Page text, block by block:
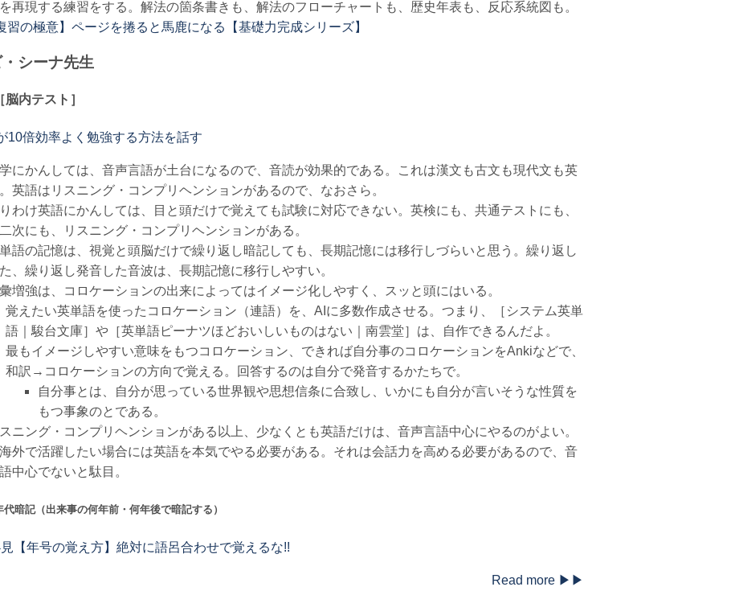
を再現する練習をする。解法の箇条書きも、解法のフローチャートも、歴史年表も、反応系統図も。
習の極意】ページを捲ると馬鹿になる【基礎力完成シリーズ】
シーナ先生
脳内テスト］
10倍効率よく勉強する方法を話す
にかんしては、音声言語が土台になるので、音読が効果的である。これは漢文も古文も現代文も英
英語はリスニング・コンプリヘンションがあるので、なおさら。
わけ英語にかんしては、目と頭だけで覚えても試験に対応できない。英検にも、共通テストにも、
次にも、リスニング・コンプリヘンションがある。
語の記憶は、視覚と頭脳だけで繰り返し暗記しても、長期記憶には移行しづらいと思う。繰り返し
、繰り返し発音した音波は、長期記憶に移行しやすい。
増強は、コロケーションの出来によってはイメージ化しやすく、スッと頭にはいる。
覚えたい英単語を使ったコロケーション（連語）を、AIに多数作成させる。つまり、［システム英単
語｜駿台文庫］や［英単語ピーナツほどおいしいものはない｜南雲堂］は、自作できるんだよ。
最もイメージしやすい意味をもつコロケーション、できれば自分事のコロケーションをAnkiなどで、
和訳→コロケーションの方向で覚える。回答するのは自分で発音するかたちで。
自分事とは、自分が思っている世界観や思想信条に合致し、いかにも自分が言いそうな性質を
もつ事象のとである。
ニング・コンプリヘンションがある以上、少なくとも英語だけは、音声言語中心にやるのがよい。
外で活躍したい場合には英語を本気でやる必要がある。それは会話力を高める必要があるので、音
中心でないと駄目。
代暗記（出来事の何年前・何年後で暗記する）
【年号の覚え方】絶対に語呂合わせで覚えるな!!
Read more ▶▶